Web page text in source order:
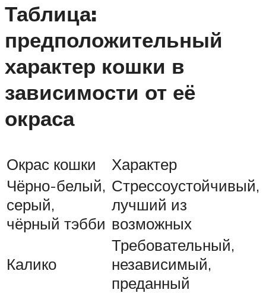
Таблица:
предположительный
характер кошки в
зависимости от её
окраса
Окрас кошки
Характер
Чёрно-белый,
серый,
чёрный тэбби
Стрессоустойчивый,
лучший из
возможных
Калико
Требовательный,
независимый,
преданный